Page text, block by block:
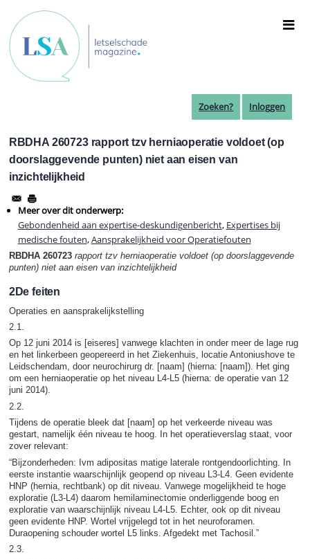
naar
de
inhoud
gaan
Zoeken? Inloggen
RBDHA 260723 rapport tzv herniaoperatie voldoet (op
doorslaggevende punten) niet aan eisen van
inzichtelijkheid
Meer over dit onderwerp:
Gebondenheid aan expertise-deskundigenbericht, Expertises bij
medische fouten,Aansprakelijkheid voor Operatiefouten
RBDHA 260723 rapport tzv herniaoperatievoldoet (op doorslaggevende
punten) niet aan eisen van inzichtelijkheid
2De feiten
Operaties en aansprakelijkstelling
2.1.
Op 12 juni 2014 is [eiseres] vanwege klachten in onder meer de lage rug
en het linkerbeen geopereerd in het Ziekenhuis, locatie Antoniushove te
Leidschendam, door neurochirurg dr. [naam] (hierna: [naam]). Het ging
om een herniaoperatie op het niveau L4-L5 (hierna: de operatie van 12
juni 2014).
2.2.
Tijdens de operatie bleek dat [naam] op het verkeerde niveau was
gestart, namelijk één niveau te hoog. In het operatieverslag staat, voor
zover relevant:
“Bijzonderheden: Ivm adipositas matige laterale rontgendoorlichting. In
eerste instantie waarschijnlijk geopend op niveau L3-L4. Geen evidente
HNP (hernia, rechtbank) op dit niveau. Vanwege mogelijkheid te hoge
exploratie (L3-L4) daarom hemilaminectomie onderliggende boog en
exploratie van waarschijnlijk niveau L4-L5. Echter, ook op dit niveau
geen evidente HNP. Wortel vrijgelegd tot in het neuroforamen.
Duraopening schouder wortel L5 links. Afgedekt met Tachosil.”
2.3.